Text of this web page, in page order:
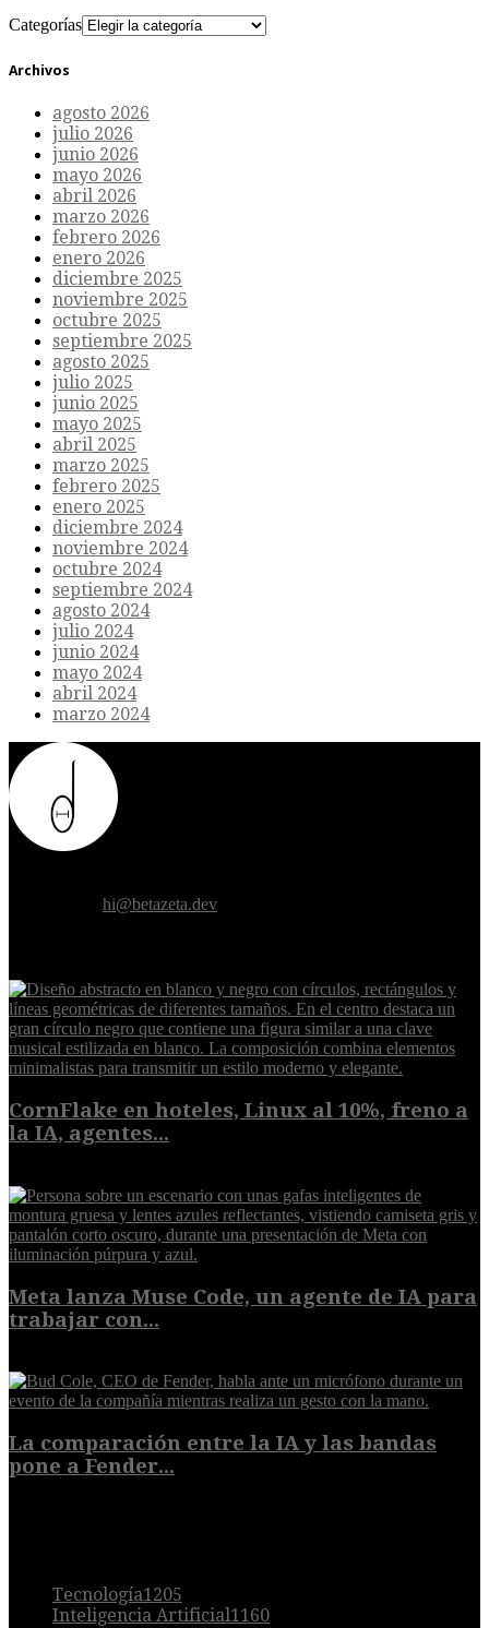
Categorías
Archivos
agosto 2026
julio 2026
junio 2026
mayo 2026
abril 2026
marzo 2026
febrero 2026
enero 2026
diciembre 2025
noviembre 2025
octubre 2025
septiembre 2025
agosto 2025
julio 2025
junio 2025
mayo 2025
abril 2025
marzo 2025
febrero 2025
enero 2025
diciembre 2024
noviembre 2024
octubre 2024
septiembre 2024
agosto 2024
julio 2024
junio 2024
mayo 2024
abril 2024
marzo 2024
hi@betazeta.dev
CornFlake en hoteles, Linux al 10%, freno a
la IA, agentes...
Meta lanza Muse Code, un agente de IA para
trabajar con...
La comparación entre la IA y las bandas
pone a Fender...
Tecnología1205
Inteligencia Artificial1160